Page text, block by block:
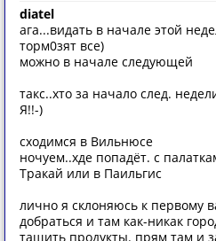
diatel
ага...видать в начале этой
торм0зят все)
можно в начале следующей
такс..хто за начало след.
Я!!-)
сходимся в Вильнюсе
ночуем..хде попадёт. с
Тракай или в Паильгис
лично я склоняюсь к первому
добраться и там как-никак
тащить продукты. прям там и